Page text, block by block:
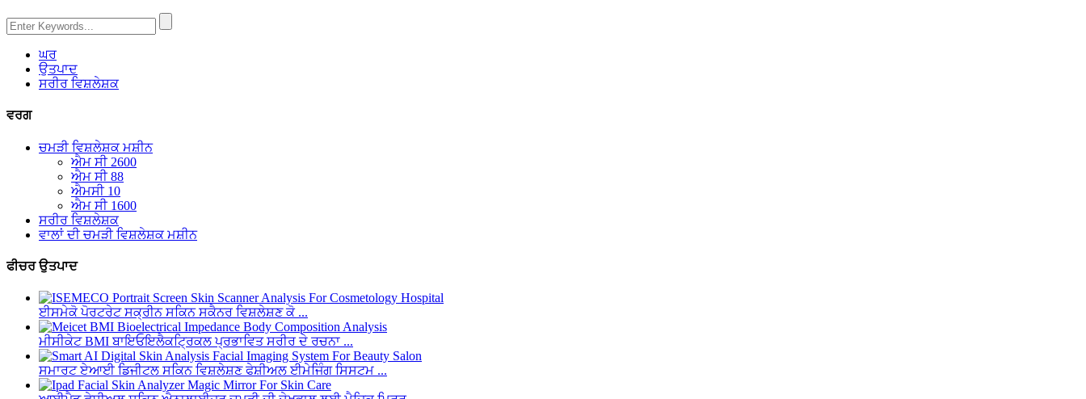
ਘਰ
ਉਤਪਾਦ
ਸਰੀਰ ਵਿਸ਼ਲੇਸ਼ਕ
ਵਰਗ
ਚਮੜੀ ਵਿਸ਼ਲੇਸ਼ਕ ਮਸ਼ੀਨ
ਐਮ ਸੀ 2600
ਐਮ ਸੀ 88
ਐਮਸੀ 10
ਐਮ ਸੀ 1600
ਸਰੀਰ ਵਿਸ਼ਲੇਸ਼ਕ
ਵਾਲਾਂ ਦੀ ਚਮੜੀ ਵਿਸ਼ਲੇਸ਼ਕ ਮਸ਼ੀਨ
ਫੀਚਰ ਉਤਪਾਦ
ਈਸਮੇਕੋ ਪੋਰਟਰੇਟ ਸਕ੍ਰੀਨ ਸਕਿਨ ਸਕੈਨਰ ਵਿਸ਼ਲੇਸ਼ਣ ਕੋ ...
ਮੀਸੀਕੇਟ BMI ਬਾਇਓਇਲੈਕਟ੍ਰਿਕਲ ਪ੍ਰਭਾਵਿਤ ਸਰੀਰ ਦੇ ਰਚਨਾ ...
ਸਮਾਰਟ ਏਆਈ ਡਿਜੀਟਲ ਸਕਿਨ ਵਿਸ਼ਲੇਸ਼ਣ ਫੇਸ਼ੀਅਲ ਈਮੇਜਿੰਗ ਸਿਸਟਮ ...